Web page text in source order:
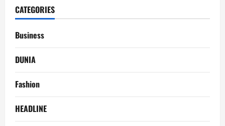
CATEGORIES
Business
DUNIA
Fashion
HEADLINE